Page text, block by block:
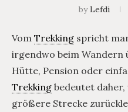
byLefdi
Vom Trekking spricht
irgendwo beim Wandern
Hütte, Pension oder
Trekking bedeutet
größere Strecke